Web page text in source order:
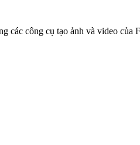
các công cụ tạo ảnh và video